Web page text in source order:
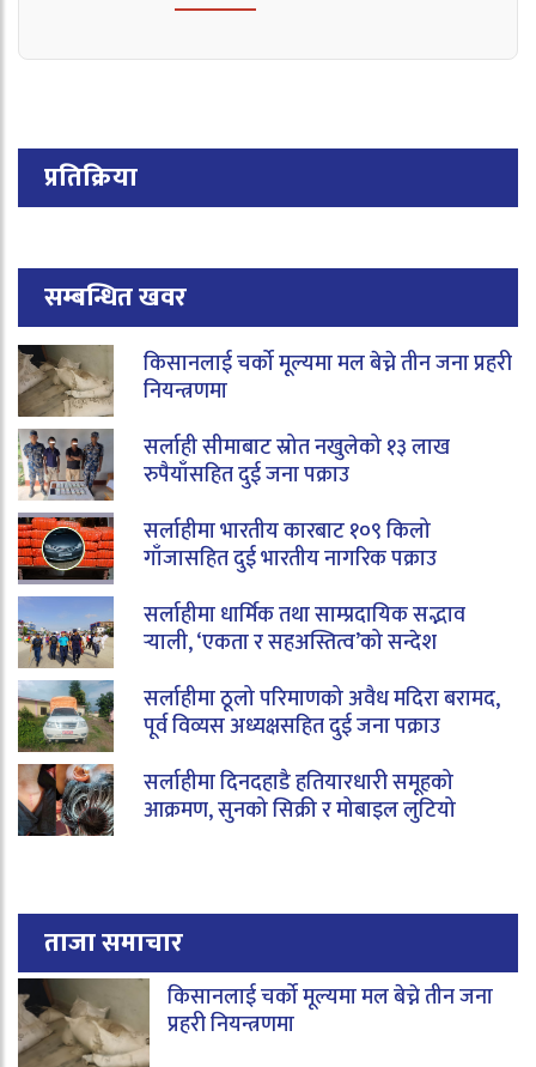
प्रतिक्रिया
सम्बन्धित खवर
किसानलाई चर्को मूल्यमा मल बेच्ने तीन जना प्रहरी
नियन्त्रणमा
सर्लाही सीमाबाट स्रोत नखुलेको १३ लाख
रुपैयाँसहित दुई जना पक्राउ
सर्लाहीमा भारतीय कारबाट १०९ किलो
गाँजासहित दुई भारतीय नागरिक पक्राउ
सर्लाहीमा धार्मिक तथा साम्प्रदायिक सद्भाव
र्‍याली, ‘एकता र सहअस्तित्व’को सन्देश
सर्लाहीमा ठूलो परिमाणको अवैध मदिरा बरामद,
पूर्व विव्यस अध्यक्षसहित दुई जना पक्राउ
सर्लाहीमा दिनदहाडै हतियारधारी समूहको
आक्रमण, सुनको सिक्री र मोबाइल लुटियो
ताजा समाचार
किसानलाई चर्को मूल्यमा मल बेच्ने तीन जना
प्रहरी नियन्त्रणमा